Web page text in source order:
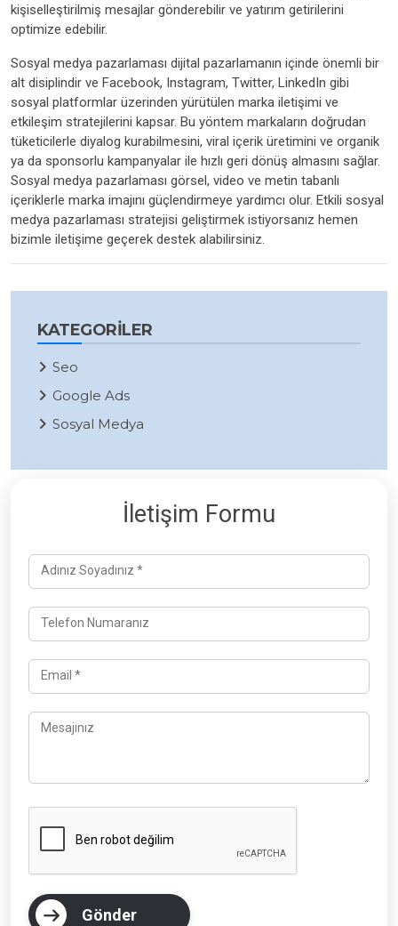
kişiselleştirilmiş mesajlar gönderebilir ve yatırım getirilerini
optimize edebilir.
Sosyal medya pazarlaması dijital pazarlamanın içinde önemli bir
alt disiplindir ve Facebook, Instagram, Twitter, LinkedIn gibi
sosyal platformlar üzerinden yürütülen marka iletişimi ve
etkileşim stratejilerini kapsar. Bu yöntem markaların doğrudan
tüketicilerle diyalog kurabilmesini, viral içerik üretimini ve organik
ya da sponsorlu kampanyalar ile hızlı geri dönüş almasını sağlar.
Sosyal medya pazarlaması görsel, video ve metin tabanlı
içeriklerle marka imajını güçlendirmeye yardımcı olur. Etkili sosyal
medya pazarlaması stratejisi geliştirmek istiyorsanız hemen
bizimle iletişime geçerek destek alabilirsiniz.
KATEGORILER
Seo
Google Ads
Sosyal Medya
İletişim Formu
Adınız Soyadınız *
Telefon Numaranız
Email *
Mesajınız
Gönder